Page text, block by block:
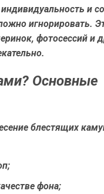
и
игнорировать.
фотосессий и
Основные
блестящих
фона;